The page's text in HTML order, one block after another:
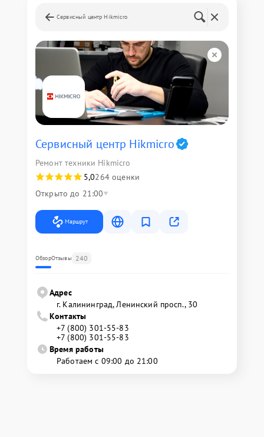
Сервисный центр Hikmicro
Сервисный центр Hikmicro
Ремонт техники Hikmicro
5,0264 оценки
Открыто до 21:00
Маршрут
ОбзорОтзывы 240
Адрес
г. Калининград, Ленинский просп., 30
Контакты
+7 (800) 301-55-83
+7 (800) 301-55-83
Время работы
Работаем с 09:00 до 21:00